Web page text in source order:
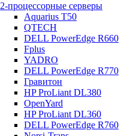
2-процессорные серверы
Aquarius T50
QTECH
DELL PowerEdge R660
Fplus
YADRO
DELL PowerEdge R770
Гравитон
HP ProLiant DL380
OpenYard
HP ProLiant DL360
DELL PowerEdge R760